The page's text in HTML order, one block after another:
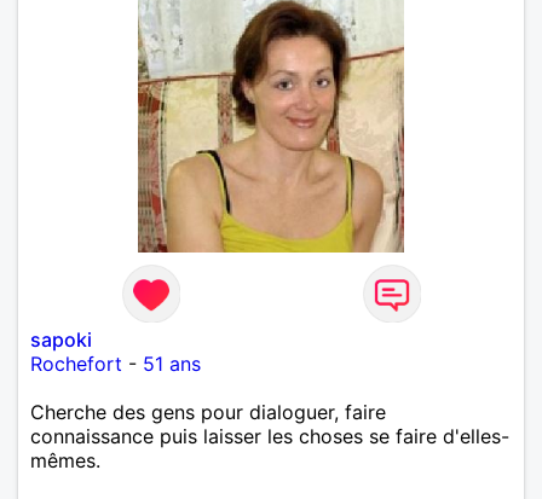
sapoki
Rochefort - 51 ans
Cherche des gens pour dialoguer, faire
connaissance puis laisser les choses se faire d'elles-
mêmes.